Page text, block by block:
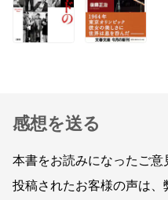
感想を送る
本書をお読みになったご意
投稿されたお客様の声は、